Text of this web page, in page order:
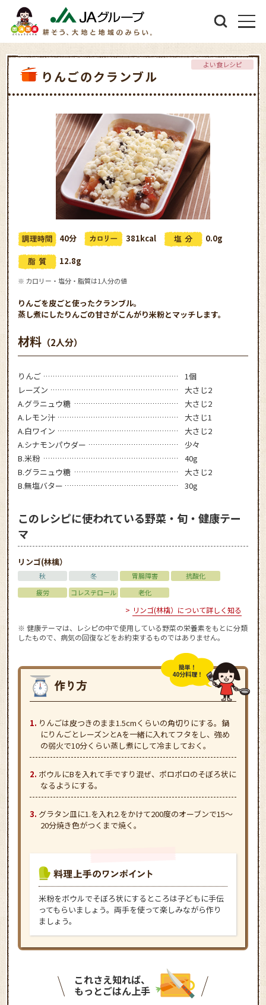
りんごのクランブル
よい食レシピ
40分 381kcal
0.0g
12.8g
※ カロリー・塩分・脂質は1人分の値
りんごを皮ごと使ったクランブル。
蒸し煮にしたりんごの甘さがこんがり米粉とマッチします。
材料 （2人分）
りんご
1個
レーズン
大さじ2
A.グラニュウ糖
大さじ2
A.レモン汁
大さじ1
A.白ワイン
大さじ2
A.シナモンパウダー
少々
B.米粉
40g
B.グラニュウ糖
大さじ2
B.無塩バター
30g
このレシピに使われている野菜・旬・健康テー
マ
リンゴ(林檎）
秋 冬 胃腸障害
抗酸化
疲労
コレステロール 老化
リンゴ(林檎）について詳しく知る
※ 健康テーマは、レシピの中で使用している野菜の栄養素をもとに分類
したもので、病気の回復などをお約束するものではありません。
簡単！
40分料理！
りんごは皮つきのまま1.5cmくらいの角切りにする。鍋
にりんごとレーズンとAを一緒に入れてフタをし、強め
の弱火で10分くらい蒸し煮にして冷ましておく。
ボウルにBを入れて手ですり混ぜ、ポロポロのそぼろ状に
なるようにする。
グラタン皿に1.を入れ2.をかけて200度のオーブンで15～
20分焼き色がつくまで焼く。
米粉をボウルでそぼろ状にするところは子どもに手伝
ってもらいましょう。両手を使って楽しみながら作り
ましょう。
これさえ知れば、
もっとごはん上手